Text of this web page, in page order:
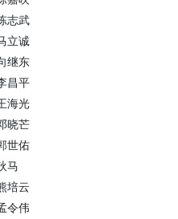
志武
立诚
继东
昌平
海光
晓芒
世佑
马
培云
令伟